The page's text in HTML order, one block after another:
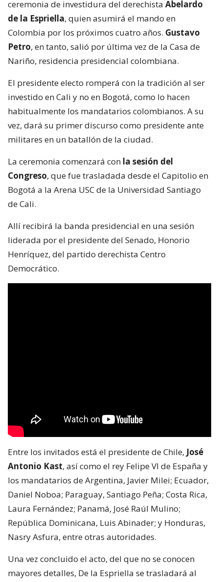
ceremonia de investidura del derechista Abelardo
de la Espriella, quien asumirá el mando en
Colombia por los próximos cuatro años. Gustavo
Petro, en tanto, salió por última vez de la Casa de
Nariño, residencia presidencial colombiana.
El presidente electo romperá con la tradición al ser
investido en Cali y no en Bogotá, como lo hacen
habitualmente los mandatarios colombianos. A su
vez, dará su primer discurso como presidente ante
militares en un batallón de la ciudad.
La ceremonia comenzará con la sesión del
Congreso, que fue trasladada desde el Capitolio en
Bogotá a la Arena USC de la Universidad Santiago
de Cali.
Allí recibirá la banda presidencial en una sesión
liderada por el presidente del Senado, Honorio
Henríquez, del partido derechista Centro
Democrático.
Entre los invitados está el presidente de Chile, José
Antonio Kast, así como el rey Felipe VI de España y
los mandatarios de Argentina, Javier Milei; Ecuador,
Daniel Noboa; Paraguay, Santiago Peña; Costa Rica,
Laura Fernández; Panamá, José Raúl Mulino;
República Dominicana, Luis Abinader; y Honduras,
Nasry Asfura, entre otras autoridades.
Una vez concluido el acto, del que no se conocen
mayores detalles, De la Espriella se trasladará al